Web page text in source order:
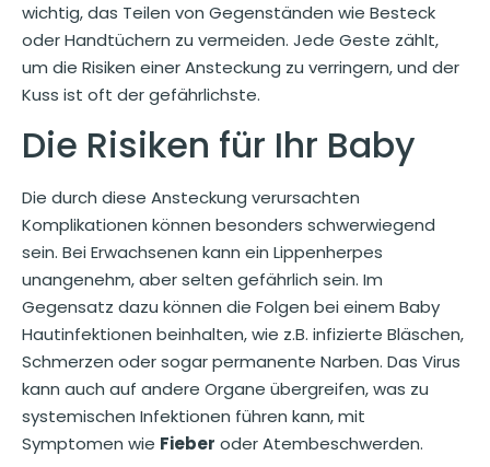
wichtig, das Teilen von Gegenständen wie Besteck
oder Handtüchern zu vermeiden. Jede Geste zählt,
um die Risiken einer Ansteckung zu verringern, und der
Kuss ist oft der gefährlichste.
Die Risiken für Ihr Baby
Die durch diese Ansteckung verursachten
Komplikationen können besonders schwerwiegend
sein. Bei Erwachsenen kann ein Lippenherpes
unangenehm, aber selten gefährlich sein. Im
Gegensatz dazu können die Folgen bei einem Baby
Hautinfektionen beinhalten, wie z.B. infizierte Bläschen,
Schmerzen oder sogar permanente Narben. Das Virus
kann auch auf andere Organe übergreifen, was zu
systemischen Infektionen führen kann, mit
Symptomen wie Fieber oder Atembeschwerden.